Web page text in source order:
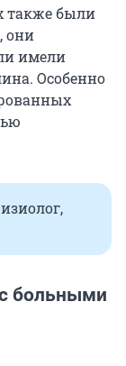
также были
они
имели
Особенно
больными